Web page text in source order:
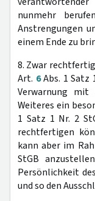
nunmehr
Anstrengungen
einem Ende zu
8. Zwar
Art. 6Abs. 1 Satz
Verwarnung
Weiteres ein
1 Satz 1 Nr. 2
rechtfertigen
kann aber im
StGB
Persönlichkeit
und so den